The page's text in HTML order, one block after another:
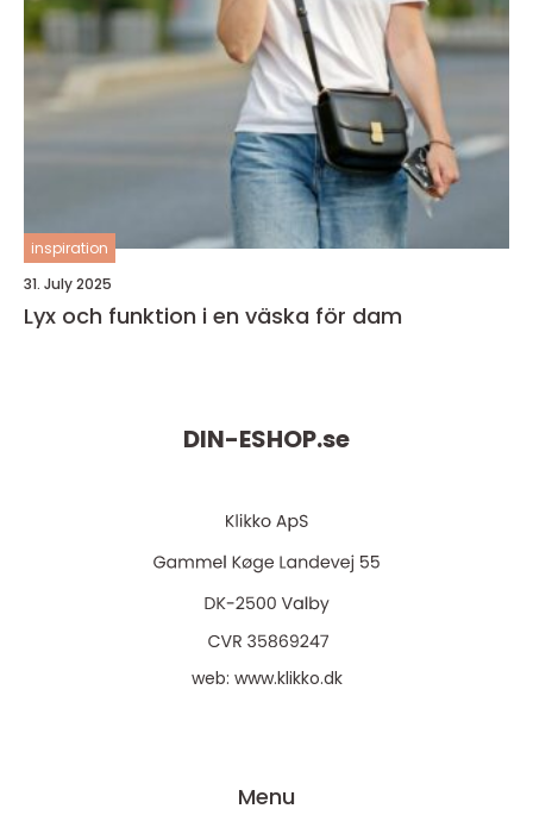
inspiration
31. July 2025
Lyx och funktion i en väska för dam
DIN-ESHOP.se
web: www.klikko.dk
Menu